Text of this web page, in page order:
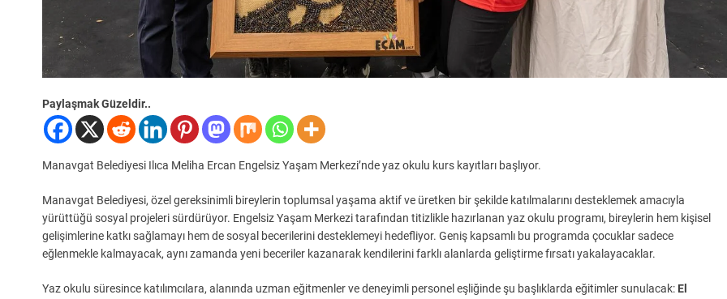
Paylaşmak Güzeldir..
Manavgat Belediyesi Ilıca Meliha Ercan Engelsiz Yaşam Merkezi’nde yaz okulu kurs kayıtları başlıyor.
Manavgat Belediyesi, özel gereksinimli bireylerin toplumsal yaşama aktif ve üretken bir şekilde katılmalarını desteklemek amacıyla
yürüttüğü sosyal projeleri sürdürüyor. Engelsiz Yaşam Merkezi tarafından titizlikle hazırlanan yaz okulu programı, bireylerin hem kişisel
gelişimlerine katkı sağlamayı hem de sosyal becerilerini desteklemeyi hedefliyor. Geniş kapsamlı bu programda çocuklar sadece
eğlenmekle kalmayacak, aynı zamanda yeni beceriler kazanarak kendilerini farklı alanlarda geliştirme fırsatı yakalayacaklar.
Yaz okulu süresince katılımcılara, alanında uzman eğitmenler ve deneyimli personel eşliğinde şu başlıklarda eğitimler sunulacak: El